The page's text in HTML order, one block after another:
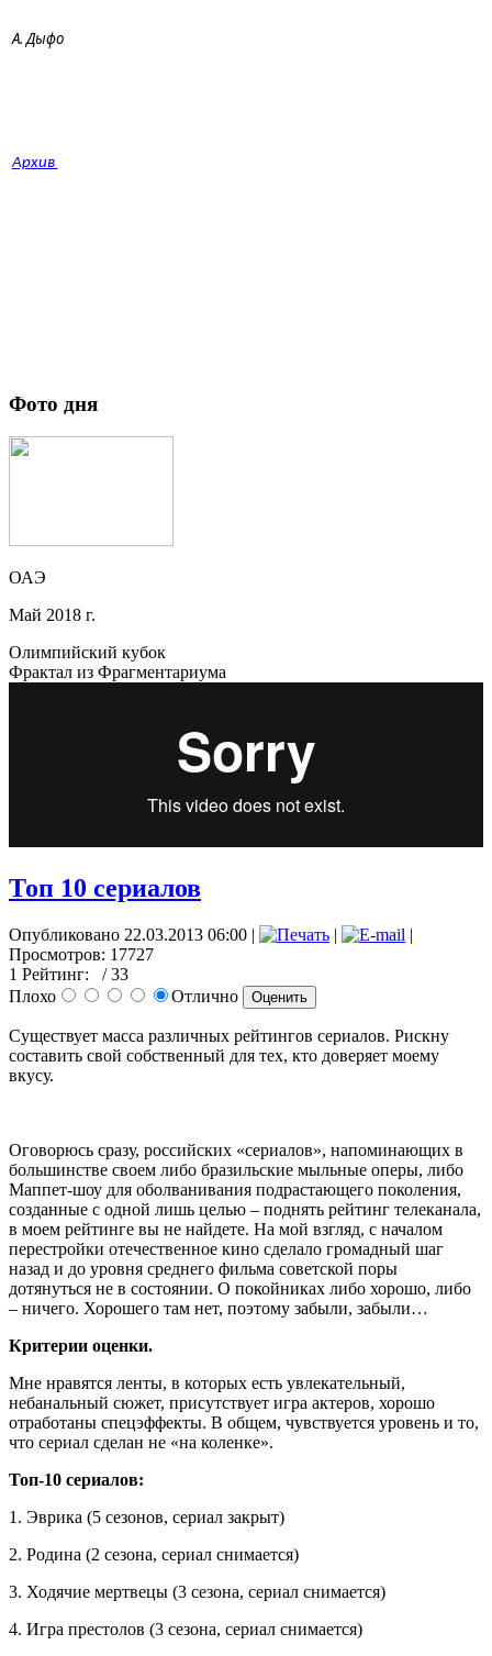
А. Дыфо
Архив
Фото дня
ОАЭ
Май 2018 г.
Олимпийский кубок
Фрактал из Фрагментариума
Топ 10 сериалов
Опубликовано 22.03.2013 06:00 | |
|
Просмотров: 17727
1 Рейтинг:
/ 33
Плохо
Отлично
Существует масса различных рейтингов сериалов. Рискну
составить свой собственный для тех, кто доверяет моему
вкусу.
Оговорюсь сразу, российских «сериалов», напоминающих в
большинстве своем либо бразильские мыльные оперы, либо
Маппет-шоу для оболванивания подрастающего поколения,
созданные с одной лишь целью – поднять рейтинг телеканала,
в моем рейтинге вы не найдете. На мой взгляд, с началом
перестройки отечественное кино сделало громадный шаг
назад и до уровня среднего фильма советской поры
дотянуться не в состоянии. О покойниках либо хорошо, либо
– ничего. Хорошего там нет, поэтому забыли, забыли…
Критерии оценки.
Мне нравятся ленты, в которых есть увлекательный,
небанальный сюжет, присутствует игра актеров, хорошо
отработаны спецэффекты. В общем, чувствуется уровень и то,
что сериал сделан не «на коленке».
Топ-10 сериалов:
1. Эврика (5 сезонов, сериал закрыт)
2. Родина (2 сезона, сериал снимается)
3. Ходячие мертвецы (3 сезона, сериал снимается)
4. Игра престолов (3 сезона, сериал снимается)